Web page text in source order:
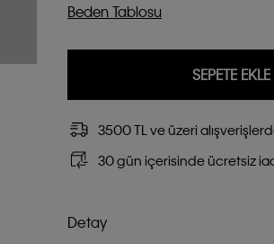
Beden Tablosu
SEPETE EKLE
3500 TL ve üzeri
30 gün içerisinde ücretsiz
Detay